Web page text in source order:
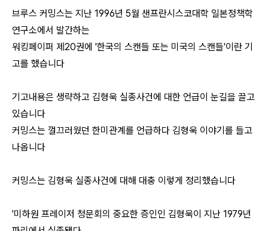
브루스 커밍스는 지난 1996년 5월 샌프란시스코대학 일본정책학
연구소에서 발간하는
워킹페이퍼 제20권에 '한국의 스캔들 또는 미국의 스캔들'이란 기
고를 했습니다
기고내용은 생략하고 김형욱 실종사건에 대한 언급이 눈길을 끌고
있습니다
커밍스는 껄끄러웠던 한미관계를 언급하다 김형욱 이야기를 들고
나옵니다
커밍스는 김형욱 실종사건에 대해 대충 이렇게 정리했습니다
'미하원 프레이저 청문회의 중요한 증인인 김형욱이 지난 1979년